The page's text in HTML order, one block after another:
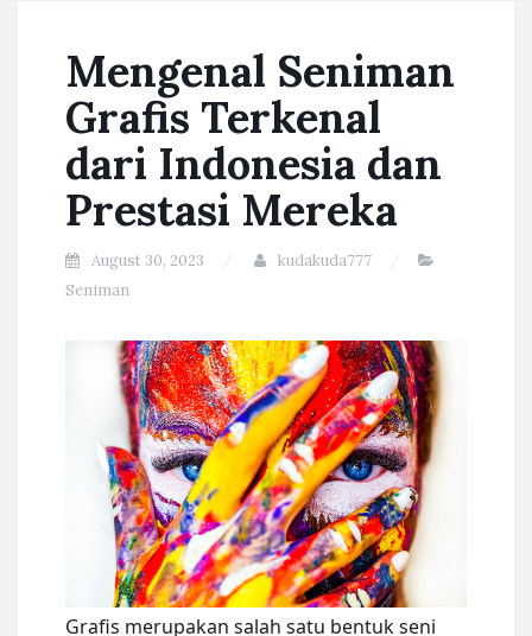
Mengenal Seniman
Grafis Terkenal
dari Indonesia dan
Prestasi Mereka
August 30, 2023
kudakuda777
Seniman
Grafis merupakan salah satu bentuk seni